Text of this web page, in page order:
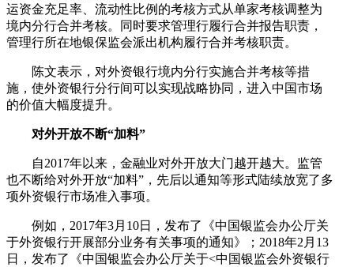
运资金充足率、流动性比例的考核方式从单家考核调整为
境内分行合并考核。同时要求管理行履行合并报告职责，
管理行所在地银保监会派出机构履行合并考核职责。
陈文表示，对外资银行境内分行实施合并考核等措
施，使外资银行分行间可以实现战略协同，进入中国市场
的价值大幅度提升。
对外开放不断“加料”
自2017年以来，金融业对外开放大门越开越大。监管
也不断给对外开放“加料”，先后以通知等形式陆续放宽了多
项外资银行市场准入事项。
例如，2017年3月10日，发布了《中国银监会办公厅关
于外资银行开展部分业务有关事项的通知》；2018年2月13
日，发布了《中国银监会办公厅关于<中国银监会外资银行